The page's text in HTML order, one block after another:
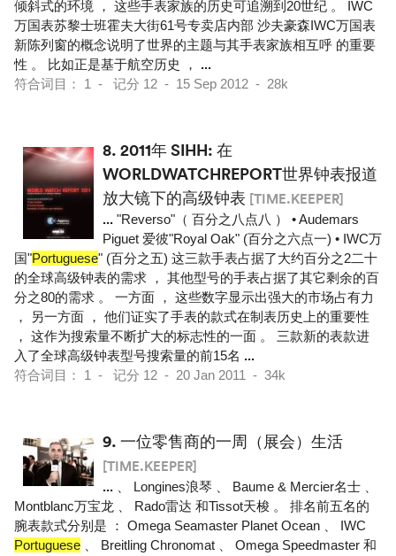
倾斜式的环境 ， 这些手表家族的历史可追溯到20世纪 。 IWC
万国表苏黎士班霍夫大街61号专卖店内部 沙夫豪森IWC万国表
新陈列窗的概念说明了世界的主题与其手表家族相互呼 的重要
性 。 比如正是基于航空历史 ， ...
符合词目： 1 - 记分 12 - 15 Sep 2012 - 28k
8. 2011年 SIHH: 在
WORLDWATCHREPORT世界钟表报道
放大镜下的高级钟表 [TIME.KEEPER]
... "Reverso"（ 百分之八点八 ） • Audemars
Piguet 爱彼"Royal Oak" (百分之六点一) • IWC万
国"Portuguese" (百分之五) 这三款手表占据了大约百分之2二十
的全球高级钟表的需求 ， 其他型号的手表占据了其它剩余的百
分之80的需求 。 一方面 ， 这些数字显示出强大的市场占有力
， 另一方面 ， 他们证实了手表的款式在制表历史上的重要性
， 这作为搜索量不断扩大的标志性的一面 。 三款新的表款进
入了全球高级钟表型号搜索量的前15名 ...
符合词目： 1 - 记分 12 - 20 Jan 2011 - 34k
9. 一位零售商的一周（展会）生活
[TIME.KEEPER]
... 、 Longines浪琴 、 Baume & Mercier名士 、
Montblanc万宝龙 、 Rado雷达 和Tissot天梭 。 排名前五名的
腕表款式分别是 ： Omega Seamaster Planet Ocean 、 IWC
Portuguese 、 Breitling Chronomat 、 Omega Speedmaster 和